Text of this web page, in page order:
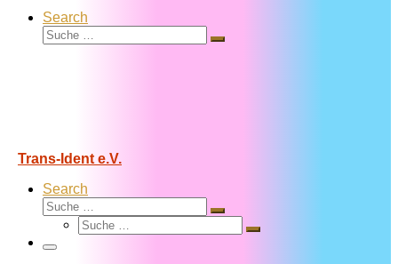
Search
Suche
Suche
Trans-Ident e.V.
Search
Suche
Suche
Suche
Suche
Menü